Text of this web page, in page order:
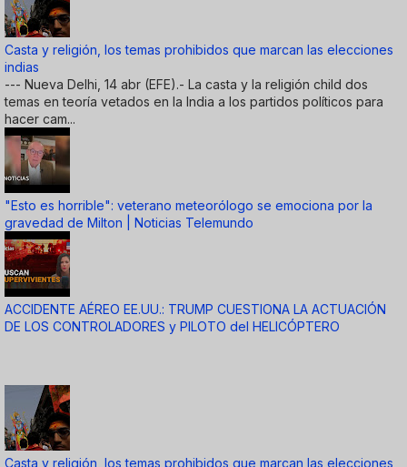
Casta y religión, los temas prohibidos que marcan las elecciones
indias
--- Nueva Delhi, 14 abr (EFE).- La casta y la religión child dos
temas en teoría vetados en la India a los partidos políticos para
hacer cam...
"Esto es horrible": veterano meteorólogo se emociona por la
gravedad de Milton | Noticias Telemundo
ACCIDENTE AÉREO EE.UU.: TRUMP CUESTIONA LA ACTUACIÓN
DE LOS CONTROLADORES y PILOTO del HELICÓPTERO
Casta y religión, los temas prohibidos que marcan las elecciones